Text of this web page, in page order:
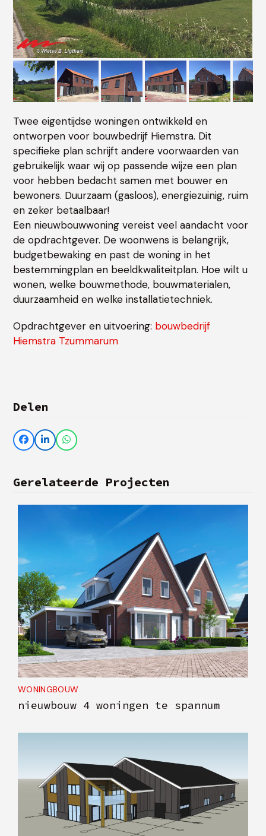
Twee eigentijdse woningen ontwikkeld en
ontworpen voor bouwbedrijf Hiemstra. Dit
specifieke plan schrijft andere voorwaarden van
gebruikelijk waar wij op passende wijze een plan
voor hebben bedacht samen met bouwer en
bewoners. Duurzaam (gasloos), energiezuinig, ruim
en zeker betaalbaar!
Een nieuwbouwwoning vereist veel aandacht voor
de opdrachtgever. De woonwens is belangrijk,
budgetbewaking en past de woning in het
bestemmingplan en beeldkwaliteitplan. Hoe wilt u
wonen, welke bouwmethode, bouwmaterialen,
duurzaamheid en welke installatietechniek.
Opdrachtgever en uitvoering: bouwbedrijf
Hiemstra Tzummarum
Delen
Gerelateerde Projecten
WONINGBOUW
nieuwbouw 4 woningen te spannum